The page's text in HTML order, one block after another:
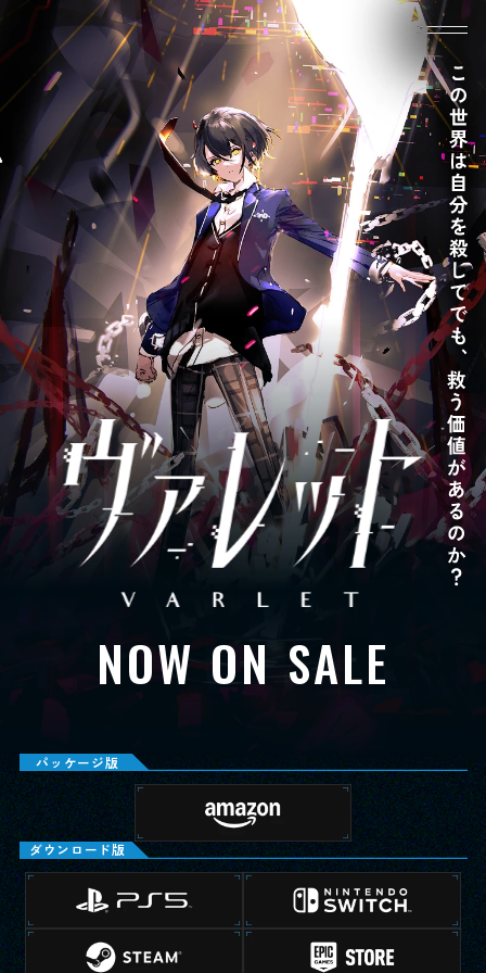
HOME
ホーム
NEWS
ニュース
WORLD
世界観設定
CHARACTER
キャラクター
GAME SYSTEM
ゲームシステム
MOVIE
動画
SPECIAL
スペシャル
製品情報＆購入ガイド
LANGUAGE JP EN
OFFICIAL
NOW ON SALE